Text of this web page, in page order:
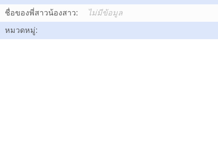
ชื่อของพี่สาวน้องสาว: ไม่มีข้อมูล
หมวดหมู่: